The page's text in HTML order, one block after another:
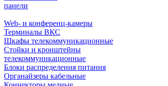
панели
Web- и конференц-камеры
Терминалы ВКС
Шкафы телекоммуникационные
Стойки и кронштейны
телекоммуникационные
Блоки распределения питания
Органайзеры кабельные